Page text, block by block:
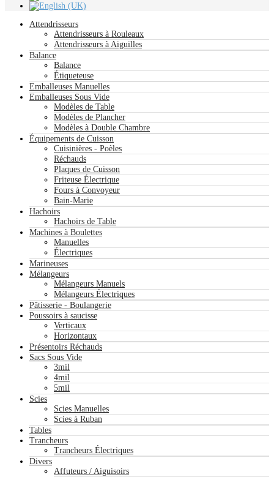
Attendrisseurs
Attendrisseurs à Rouleaux
Attendrisseurs à Aiguilles
Balance
Balance
Étiqueteuse
Emballeuses Manuelles
Emballeuses Sous Vide
Modèles de Table
Modèles de Plancher
Modèles à Double Chambre
Équipements de Cuisson
Cuisinières - Poèles
Réchauds
Plaques de Cuisson
Friteuse Électrique
Fours à Convoyeur
Bain-Marie
Hachoirs
Hachoirs de Table
Machines à Boulettes
Manuelles
Électriques
Marineuses
Mélangeurs
Mélangeurs Manuels
Mélangeurs Électriques
Pâtisserie - Boulangerie
Poussoirs à saucisse
Verticaux
Horizontaux
Présentoirs Réchauds
Sacs Sous Vide
3mil
4mil
5mil
Scies
Scies Manuelles
Scies à Ruban
Tables
Trancheurs
Trancheurs Électriques
Divers
Affuteurs / Aiguisoirs